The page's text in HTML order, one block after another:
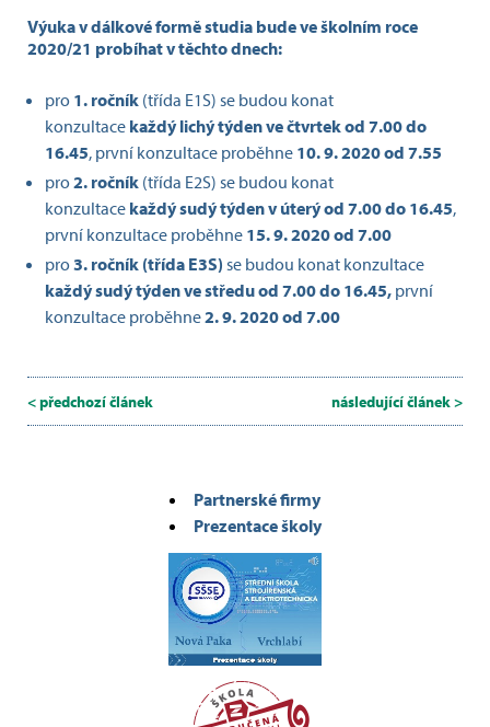
Výuka v dálkové formě studia bude ve školním roce
2020/21 probíhat v těchto dnech:
pro 1. ročník (třída E1S) se budou konat
konzultace každý lichý týden ve čtvrtek od 7.00 do
16.45, první konzultace proběhne 10. 9. 2020 od 7.55
pro2. ročník (třída E2S) se budou konat
konzultace každý sudý týden v úterý od 7.00 do 16.45,
první konzultace proběhne 15. 9. 2020 od 7.00
pro3. ročník (třída E3S) se budou konat konzultace
každý sudý týden ve středu od 7.00 do 16.45, první
konzultace proběhne2. 9. 2020 od 7.00
< předchozí článek následující článek >
Partnerské firmy
Prezentace školy